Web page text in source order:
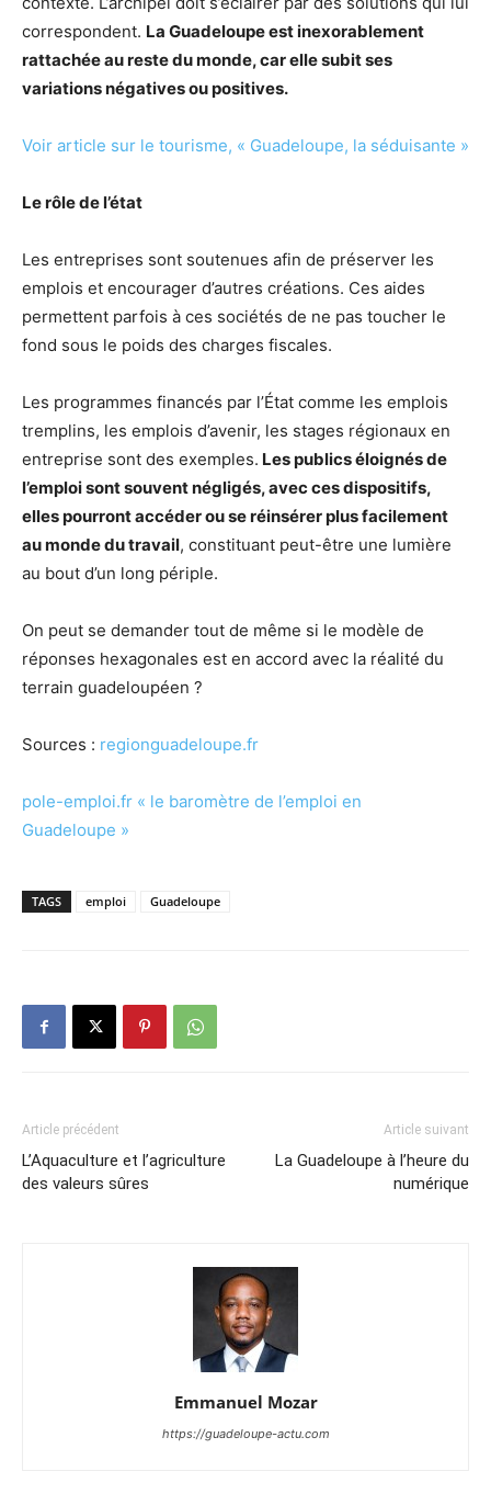
correspondent. La Guadeloupe est inexorablement
rattachée au reste du monde, car elle subit ses
variations négatives ou positives.
Voir article sur le tourisme, « Guadeloupe, la séduisante »
Le rôle de l’état
Les entreprises sont soutenues afin de préserver les
emplois et encourager d’autres créations. Ces aides
permettent parfois à ces sociétés de ne pas toucher le
fond sous le poids des charges fiscales.
Les programmes financés par l’État comme les emplois
tremplins, les emplois d’avenir, les stages régionaux en
entreprise sont des exemples. Les publics éloignés de
l’emploi sont souvent négligés, avec ces dispositifs,
elles pourront accéder ou se réinsérer plus facilement
au monde du travail, constituant peut-être une lumière
au bout d’un long périple.
On peut se demander tout de même si le modèle de
réponses hexagonales est en accord avec la réalité du
terrain guadeloupéen ?
Sources : regionguadeloupe.fr
pole-emploi.fr « le baromètre de l’emploi en
Guadeloupe »
TAGS emploi Guadeloupe
Article précédent
L’Aquaculture et l’agriculture
des valeurs sûres
Article suivant
La Guadeloupe à l’heure du
numérique
Emmanuel Mozar
https://guadeloupe-actu.com